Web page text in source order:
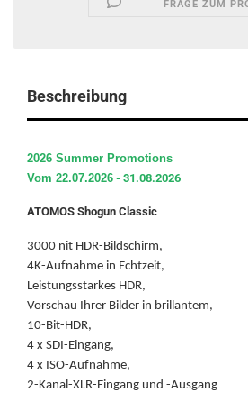
FRAGE ZUM
Beschreibung
2026 Summer Promotions
Vom 22.07.2026 - 31.08.2026
ATOMOS Shogun Classic
3000 nit HDR-Bildschirm,
4K-Aufnahme in Echtzeit,
Leistungsstarkes HDR,
Vorschau Ihrer Bilder in brillantem,
10-Bit-HDR,
4 x SDI-Eingang,
4 x ISO-Aufnahme,
2-Kanal-XLR-Eingang und -Ausgang